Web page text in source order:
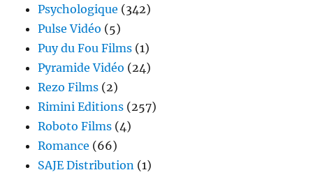
Psychologique (342)
Pulse Vidéo (5)
Puy du Fou Films (1)
Pyramide Vidéo (24)
Rezo Films (2)
Rimini Editions (257)
Roboto Films (4)
Romance (66)
SAJE Distribution (1)